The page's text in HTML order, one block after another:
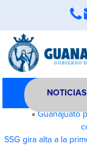
NOTICIAS
«Guanajuato
SSG gira alta a la